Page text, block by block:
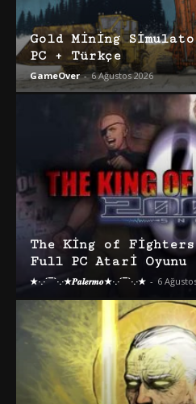
Gold Mining
PC + Türkçe
GameOver - 6 Ağustos 2026
The King of
Full PC Atari Oyunu
★·.·´¯`·.·★𝑷𝒂𝒍𝒆𝒓𝒎𝒐★·.·´¯`·.·★ - 6